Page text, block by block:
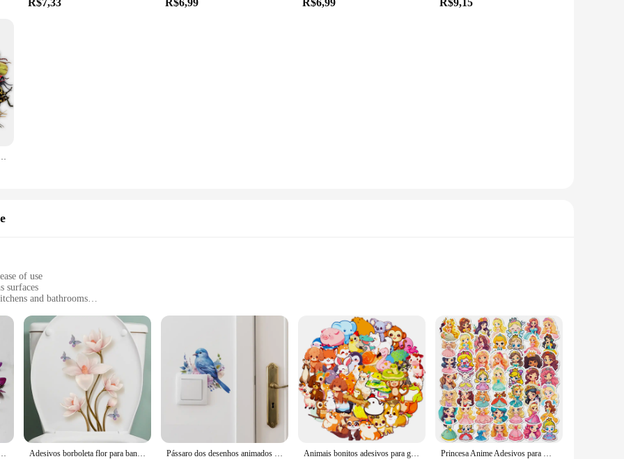
R$7,33 R$6,99 R$6,99 R$9,15
crianças Adolescentes e adultos, Scrapbook Adesivos, Natureza Mini Bugs, Moth Adesivos, 50pcs
of use
surfaces
and bathrooms
their effectiveness over time
de parede are designed to enhance safety and comfort in your home. The anti-slip properties of these adhesives make them perfect for
and falls can be a significant hazard. The Skin Comfort design ensures that the adhesives are gentle on your feet, providing a
you're looking to protect your family or guests, these adhesives are an essential addition to any home.
a popular choice among vendors and suppliers. They are reusable, meaning you can move them around as needed without damaging
clean, ensuring that they maintain their effectiveness over time. Whether you're looking to protect your floors from spills or to enhance the
Decoração DIY, Sala Arte, Casa, 12 Pcs Adesivos borboleta flor para banheiro, Adesivo higiênico impermeável, Simples e elegante, estilo chinês, 1pc Pássaro dos desenhos animados olhando plantas verdes e flores com adesivos, interruptor decorativo adesivos, fundo de embelezamento casa, W, 1pc Animais bonitos adesivos para garrafas de água, Adesivos animais estéticos para laptop, 50pcs Princesa Anime Adesivos para Meninas, Adesivos bonitos dos desenhos animados, DIY, Laptop, Telefone, Guitarra, Skate, Adesivo de carro para crianças, Presente de brinquedo, Vestido, 50Pcs